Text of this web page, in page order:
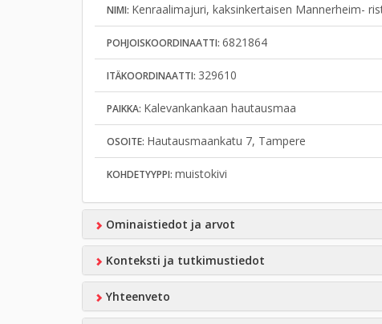
NIMI: Kenraalimajuri, kaksinkertaisen Mannerheim-
POHJOISKOORDINAATTI: 6821864
ITÄKOORDINAATTI: 329610
PAIKKA: Kalevankankaan hautausmaa
OSOITE: Hautausmaankatu 7, Tampere
KOHDETYYPPI: muistokivi
Ominaistiedot ja arvot
Konteksti ja tutkimustiedot
Yhteenveto